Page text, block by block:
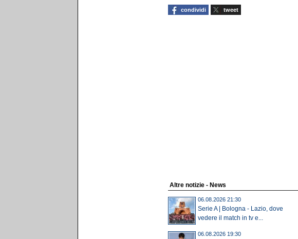
condividi tweet
Altre notizie - News
06.08.2026 21:30
Serie A | Bologna - Lazio, dove
vedere il match in tv e...
06.08.2026 19:30